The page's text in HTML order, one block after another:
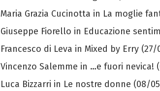
Maria Grazia Cucinotta in La moglie
Giuseppe Fiorello in Educazione
Francesco di Leva in Mixed by Erry (27/
Vincenzo Salemme in …e fuori nevica!
Luca Bizzarri in Le nostre donne (08/